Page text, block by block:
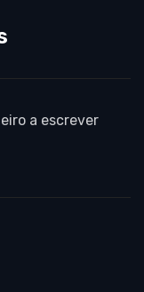
a escrever